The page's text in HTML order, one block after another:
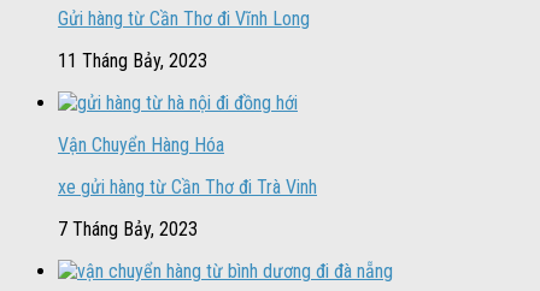
Gửi hàng từ Cần Thơ đi Vĩnh Long
11 Tháng Bảy, 2023
Vận Chuyển Hàng Hóa
xe gửi hàng từ Cần Thơ đi Trà Vinh
7 Tháng Bảy, 2023